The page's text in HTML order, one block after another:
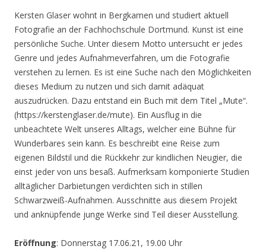
Kersten Glaser wohnt in Bergkamen und studiert aktuell
Fotografie an der Fachhochschule Dortmund. Kunst ist eine
persönliche Suche. Unter diesem Motto untersucht er jedes
Genre und jedes Aufnahmeverfahren, um die Fotografie
verstehen zu lernen. Es ist eine Suche nach den Möglichkeiten
dieses Medium zu nutzen und sich damit adäquat
auszudrücken. Dazu entstand ein Buch mit dem Titel „Mute“.
(https://kerstenglaser.de/mute). Ein Ausflug in die
unbeachtete Welt unseres Alltags, welcher eine Bühne für
Wunderbares sein kann. Es beschreibt eine Reise zum
eigenen Bildstil und die Rückkehr zur kindlichen Neugier, die
einst jeder von uns besaß. Aufmerksam komponierte Studien
alltäglicher Darbietungen verdichten sich in stillen
Schwarzweiß-Aufnahmen. Ausschnitte aus diesem Projekt
und anknüpfende junge Werke sind Teil dieser Ausstellung.
Eröffnung: Donnerstag 17.06.21, 19.00 Uhr